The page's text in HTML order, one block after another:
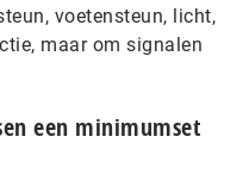
voetensteun, licht,
maar om signalen
een minimumset